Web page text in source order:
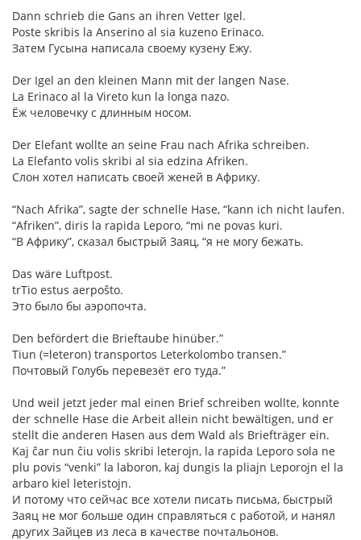
Dann schrieb die Gans an ihren Vetter Igel.
Poste skribis la Anserino al sia kuzeno Erinaco.
Затем Гусына написала своему кузену Ежу.
Der Igel an den kleinen Mann mit der langen Nase.
La Erinaco al la Vireto kun la longa nazo.
Ёж человечку с длинным носом.
Der Elefant wollte an seine Frau nach Afrika schreiben.
La Elefanto volis skribi al sia edzina Afriken.
Слон хотел написать своей женей в Африку.
“Nach Afrika”, sagte der schnelle Hase, “kann ich nicht laufen.
“Afriken”, diris la rapida Leporo, “mi ne povas kuri.
“В Африку”, сказал быстрый Заяц, “я не могу бежать.
Das wäre Luftpost.
trTio estus aerpoŝto.
Это было бы аэропочта.
Den befördert die Brieftaube hinüber.”
Tiun (=leteron) transportos Leterkolombo transen.”
Почтовый Голубь перевезёт его туда.”
Und weil jetzt jeder mal einen Brief schreiben wollte, konnte
der schnelle Hase die Arbeit allein nicht bewältigen, und er
stellt die anderen Hasen aus dem Wald als Briefträger ein.
Kaj ĉar nun ĉiu volis skribi leterojn, la rapida Leporo sola ne
plu povis “venki” la laboron, kaj dungis la pliajn Leporojn el la
arbaro kiel leteristojn.
И потому что сейчас все хотели писать письма, быстрый
Заяц не мог больше один справляться с работой, и нанял
других Зайцев из леса в качестве почтальонов.